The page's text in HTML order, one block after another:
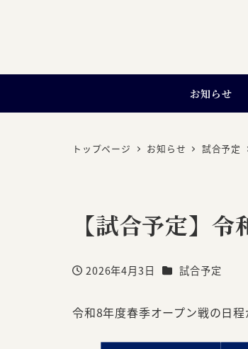
お知らせ
トップページ お知らせ 試合予定
【試合予定】
投稿日
2026年4月3日 カテゴリー
試合予定
令和8年度春季オープン戦の日